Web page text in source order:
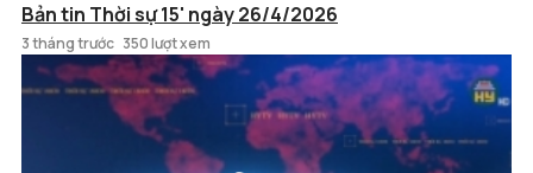
Bản tin Thời sự 15' ngày 26/4/2026
3 tháng trước 350 lượt xem